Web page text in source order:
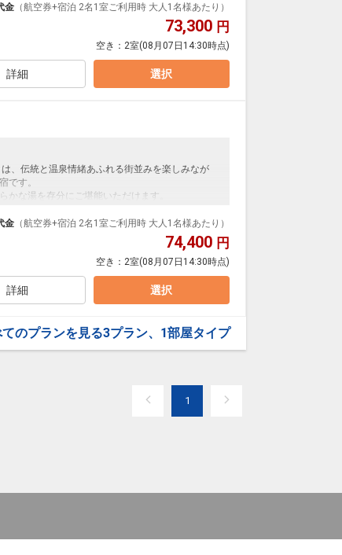
どうぞごゆっくりとおくつろぎください。
必要となります。（現地払い）
金 （航空券+宿泊 2名1室ご利用時 大人1名様あたり）
73,300 円
空き： 2室(08月07日14:30時点)
詳細 選択
、伝統と温泉情緒あふれる街並みを楽しみなが
です。
かな湯を存分にご堪能いただけます。
どうぞごゆっくりとおくつろぎください。
必要となります。（現地払い）
金 （航空券+宿泊 2名1室ご利用時 大人1名様あたり）
74,400 円
空き： 2室(08月07日14:30時点)
詳細 選択
のプランを見る3プラン、1部屋タイプ
1